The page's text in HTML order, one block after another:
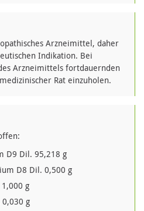
Arzneimittel, daher
Indikation. Bei
Arzneimittels fortdauernden
Rat einzuholen.
D9 Dil. 95,218 g
D8 Dil. 0,500 g
g
g